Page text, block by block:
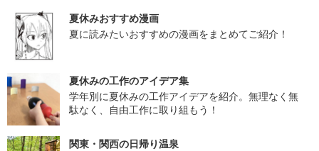
夏休みおすすめ漫画
夏に読みたいおすすめの漫画をまとめてご紹介！
夏休みの工作のアイデア集
学年別に夏休みの工作アイデアを紹介。無理なく無
駄なく、自由工作に取り組もう！
関東・関西の日帰り温泉